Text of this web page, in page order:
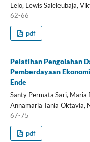
Lelo, Lewis Saleleubaja,
62-66
pdf
Pelatihan Pengolahan
Pemberdayaan
Ende
Santy Permata Sari, Maria
Annamaria Tania Oktavia,
67-75
pdf